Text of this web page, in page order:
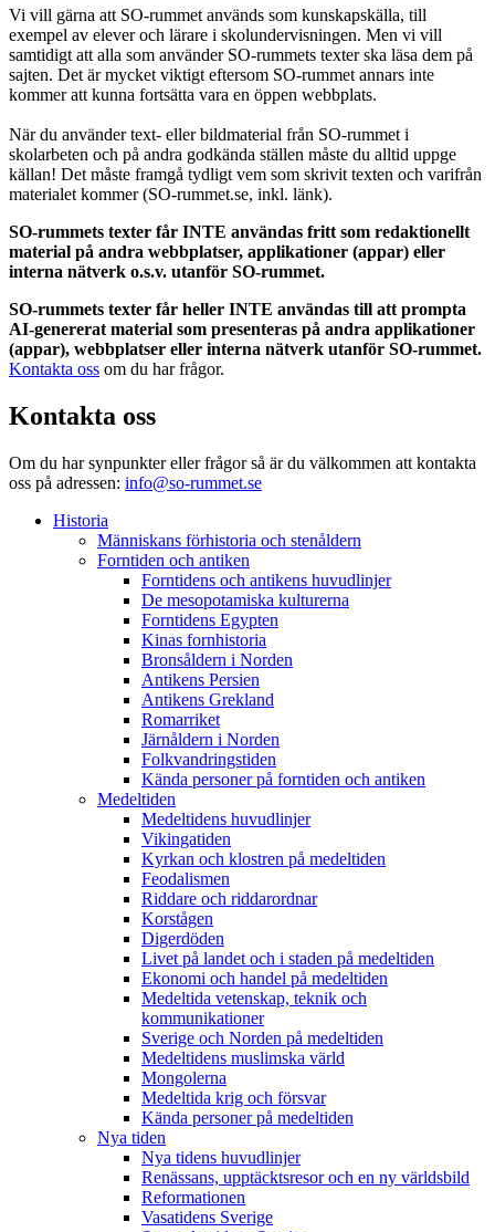
Vi vill gärna att SO-rummet används som kunskapskälla, till
exempel av elever och lärare i skolundervisningen. Men vi vill
samtidigt att alla som använder SO-rummets texter ska läsa dem på
sajten. Det är mycket viktigt eftersom SO-rummet annars inte
kommer att kunna fortsätta vara en öppen webbplats.
När du använder text- eller bildmaterial från SO-rummet i
skolarbeten och på andra godkända ställen måste du alltid uppge
källan! Det måste framgå tydligt vem som skrivit texten och varifrån
materialet kommer (SO-rummet.se, inkl. länk).
SO-rummets texter får INTE användas fritt som redaktionellt
material på andra webbplatser, applikationer (appar) eller
interna nätverk o.s.v. utanför SO-rummet.
SO-rummets texter får heller INTE användas till att prompta
AI-genererat material som presenteras på andra applikationer
(appar), webbplatser eller interna nätverk utanför SO-rummet.
Kontakta oss om du har frågor.
Kontakta oss
Om du har synpunkter eller frågor så är du välkommen att kontakta
oss på adressen: info@so-rummet.se
Historia
Människans förhistoria och stenåldern
Forntiden och antiken
Forntidens och antikens huvudlinjer
De mesopotamiska kulturerna
Forntidens Egypten
Kinas fornhistoria
Bronsåldern i Norden
Antikens Persien
Antikens Grekland
Romarriket
Järnåldern i Norden
Folkvandringstiden
Kända personer på forntiden och antiken
Medeltiden
Medeltidens huvudlinjer
Vikingatiden
Kyrkan och klostren på medeltiden
Feodalismen
Riddare och riddarordnar
Korstågen
Digerdöden
Livet på landet och i staden på medeltiden
Ekonomi och handel på medeltiden
Medeltida vetenskap, teknik och
kommunikationer
Sverige och Norden på medeltiden
Medeltidens muslimska värld
Mongolerna
Medeltida krig och försvar
Kända personer på medeltiden
Nya tiden
Nya tidens huvudlinjer
Renässans, upptäcktsresor och en ny världsbild
Reformationen
Vasatidens Sverige